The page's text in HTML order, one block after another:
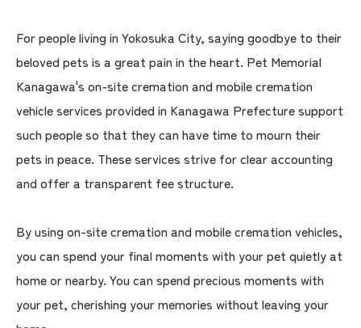
For people living in Yokosuka City, saying goodbye to their
beloved pets is a great pain in the heart. Pet Memorial
Kanagawa's on-site cremation and mobile cremation
vehicle services provided in Kanagawa Prefecture support
such people so that they can have time to mourn their
pets in peace. These services strive for clear accounting
and offer a transparent fee structure.
By using on-site cremation and mobile cremation vehicles,
you can spend your final moments with your pet quietly at
home or nearby. You can spend precious moments with
your pet, cherishing your memories without leaving your